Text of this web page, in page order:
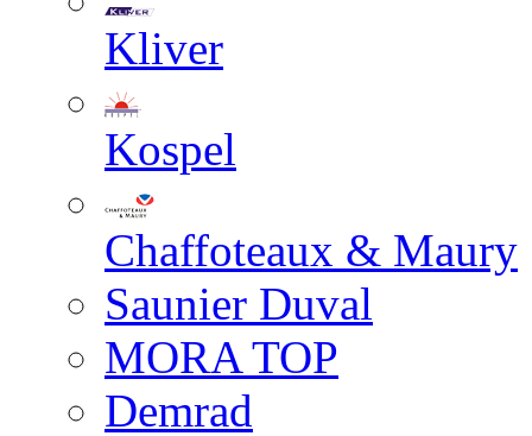
Kliver
Kospel
Chaffoteaux & Maury
Saunier Duval
MORA TOP
Demrad